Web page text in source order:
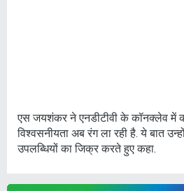
एस जयशंकर ने एनडीटीवी के कॉनक्लेव में
विश्वसनीयता अब रंग ला रही है. ये बात
उपलब्धियों का जिक्र करते हुए कहा.